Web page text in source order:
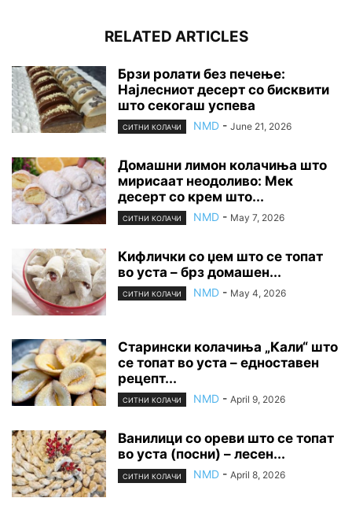
RELATED ARTICLES
Брзи ролати без печење:
Најлесниот десерт со бисквити
што секогаш успева
СИТНИ КОЛАЧИ NMD - June 21, 2026
Домашни лимон колачиња што
мирисаат неодоливо: Мек
десерт со крем што...
СИТНИ КОЛАЧИ NMD - May 7, 2026
Кифлички со џем што се топат
во уста – брз домашен...
СИТНИ КОЛАЧИ NMD - May 4, 2026
Старински колачиња „Кали“ што
се топат во уста – едноставен
рецепт...
СИТНИ КОЛАЧИ NMD - April 9, 2026
Ванилици со ореви што се топат
во уста (посни) – лесен...
СИТНИ КОЛАЧИ NMD - April 8, 2026